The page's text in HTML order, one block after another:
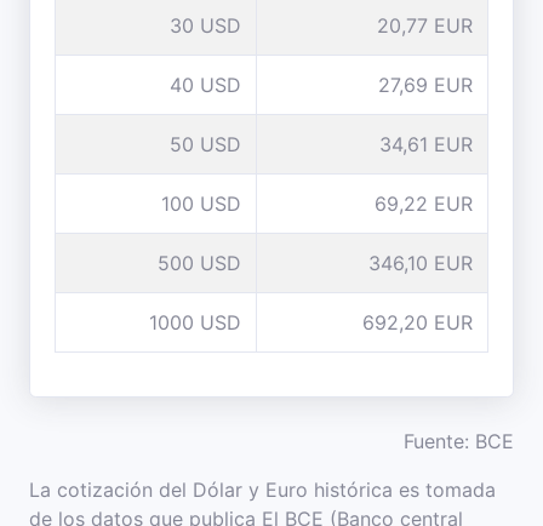
30 USD 20,77 EUR
40 USD 27,69 EUR
50 USD 34,61 EUR
100 USD 69,22 EUR
500 USD 346,10 EUR
1000 USD 692,20 EUR
Fuente: BCE
La cotización del Dólar y Euro histórica es tomada
de los datos que publica El BCE (Banco central